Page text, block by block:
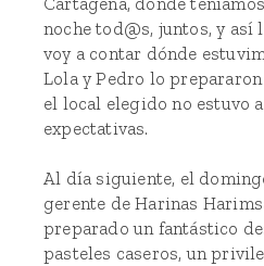
noche tod@s, juntos, y así
voy a contar dónde
Lola y Pedro lo
el local elegido no estuvo
expectativas.
Al día siguiente, el
gerente de Harinas
preparado un fantástico
pasteles caseros, un